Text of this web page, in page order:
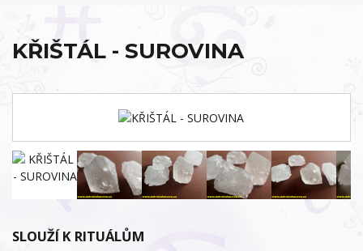
KŘIŠTÁL - SUROVINA
SLOUŽÍ K RITUÁLŮM